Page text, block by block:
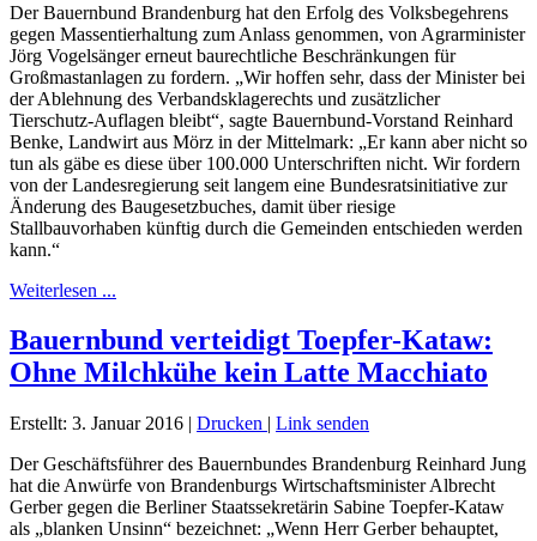
Der Bauernbund Brandenburg hat den Erfolg des Volksbegehrens
gegen Massentierhaltung zum Anlass genommen, von Agrarminister
Jörg Vogelsänger erneut baurechtliche Beschränkungen für
Großmastanlagen zu fordern. „Wir hoffen sehr, dass der Minister bei
der Ablehnung des Verbandsklagerechts und zusätzlicher
Tierschutz-Auflagen bleibt“, sagte Bauernbund-Vorstand Reinhard
Benke, Landwirt aus Mörz in der Mittelmark: „Er kann aber nicht so
tun als gäbe es diese über 100.000 Unterschriften nicht. Wir fordern
von der Landesregierung seit langem eine Bundesratsinitiative zur
Änderung des Baugesetzbuches, damit über riesige
Stallbauvorhaben künftig durch die Gemeinden entschieden werden
kann.“
Weiterlesen ...
Bauernbund verteidigt Toepfer-Kataw:
Ohne Milchkühe kein Latte Macchiato
Erstellt: 3. Januar 2016 | Drucken | Link senden
Der Geschäftsführer des Bauernbundes Brandenburg Reinhard Jung
hat die Anwürfe von Brandenburgs Wirtschaftsminister Albrecht
Gerber gegen die Berliner Staatssekretärin Sabine Toepfer-Kataw
als „blanken Unsinn“ bezeichnet: „Wenn Herr Gerber behauptet,